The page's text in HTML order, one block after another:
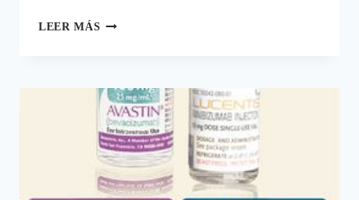
LEER MÁS UN
QUE
GOBIERNA
SIN
CONTROL
LA
SALUD
#CARTASAELLA